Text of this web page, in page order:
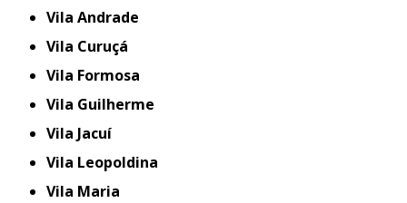
Vila Andrade
Vila Curuçá
Vila Formosa
Vila Guilherme
Vila Jacuí
Vila Leopoldina
Vila Maria